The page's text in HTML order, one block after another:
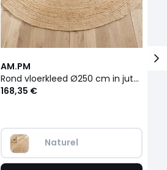
AM.PM
Rond vloerkleed Ø250 cm in jute, handgevlochten, Hempy
168,35 €
Naturel